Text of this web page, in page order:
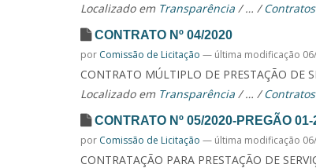
Localizado em Transparência /… /Contratos
CONTRATO Nº 04/2020
por Comissão de Licitação — última modificação
CONTRATO MÚLTIPLO DE PRESTAÇÃO DE
Localizado em Transparência /… /Contratos
CONTRATO Nº 05/2020-PREGÃO 01-
por Comissão de Licitação — última modificação
CONTRATAÇÃO PARA PRESTAÇÃO DE